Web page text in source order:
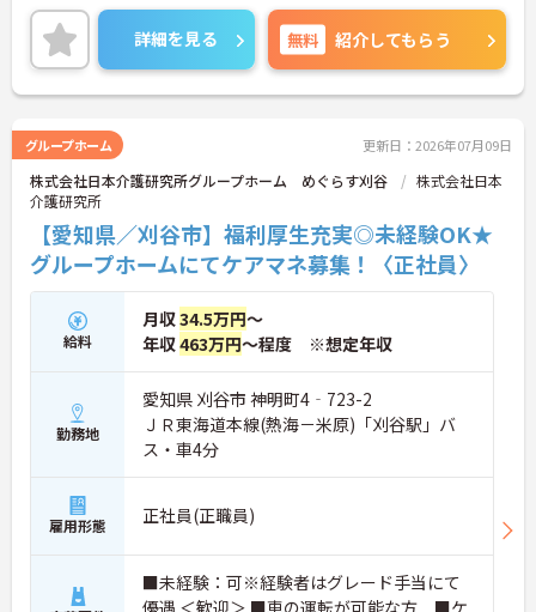
詳細を見る 無料 紹介してもらう
グループホーム 更新日：2026年07月09日
株式会社日本介護研究所グループホーム めぐらす刈谷
株式会社日本
介護研究所
【愛知県／刈谷市】福利厚生充実◎未経験OK★
グループホームにてケアマネ募集！〈正社員〉
給料
月収34.5万円～
年収463万円～程度 ※想定年収
勤務地
愛知県 刈谷市 神明町4‐723-2
ＪＲ東海道本線(熱海－米原)「刈谷駅」バ
ス・車4分
雇用形態 正社員(正職員)
■未経験：可※経験者はグレード手当にて